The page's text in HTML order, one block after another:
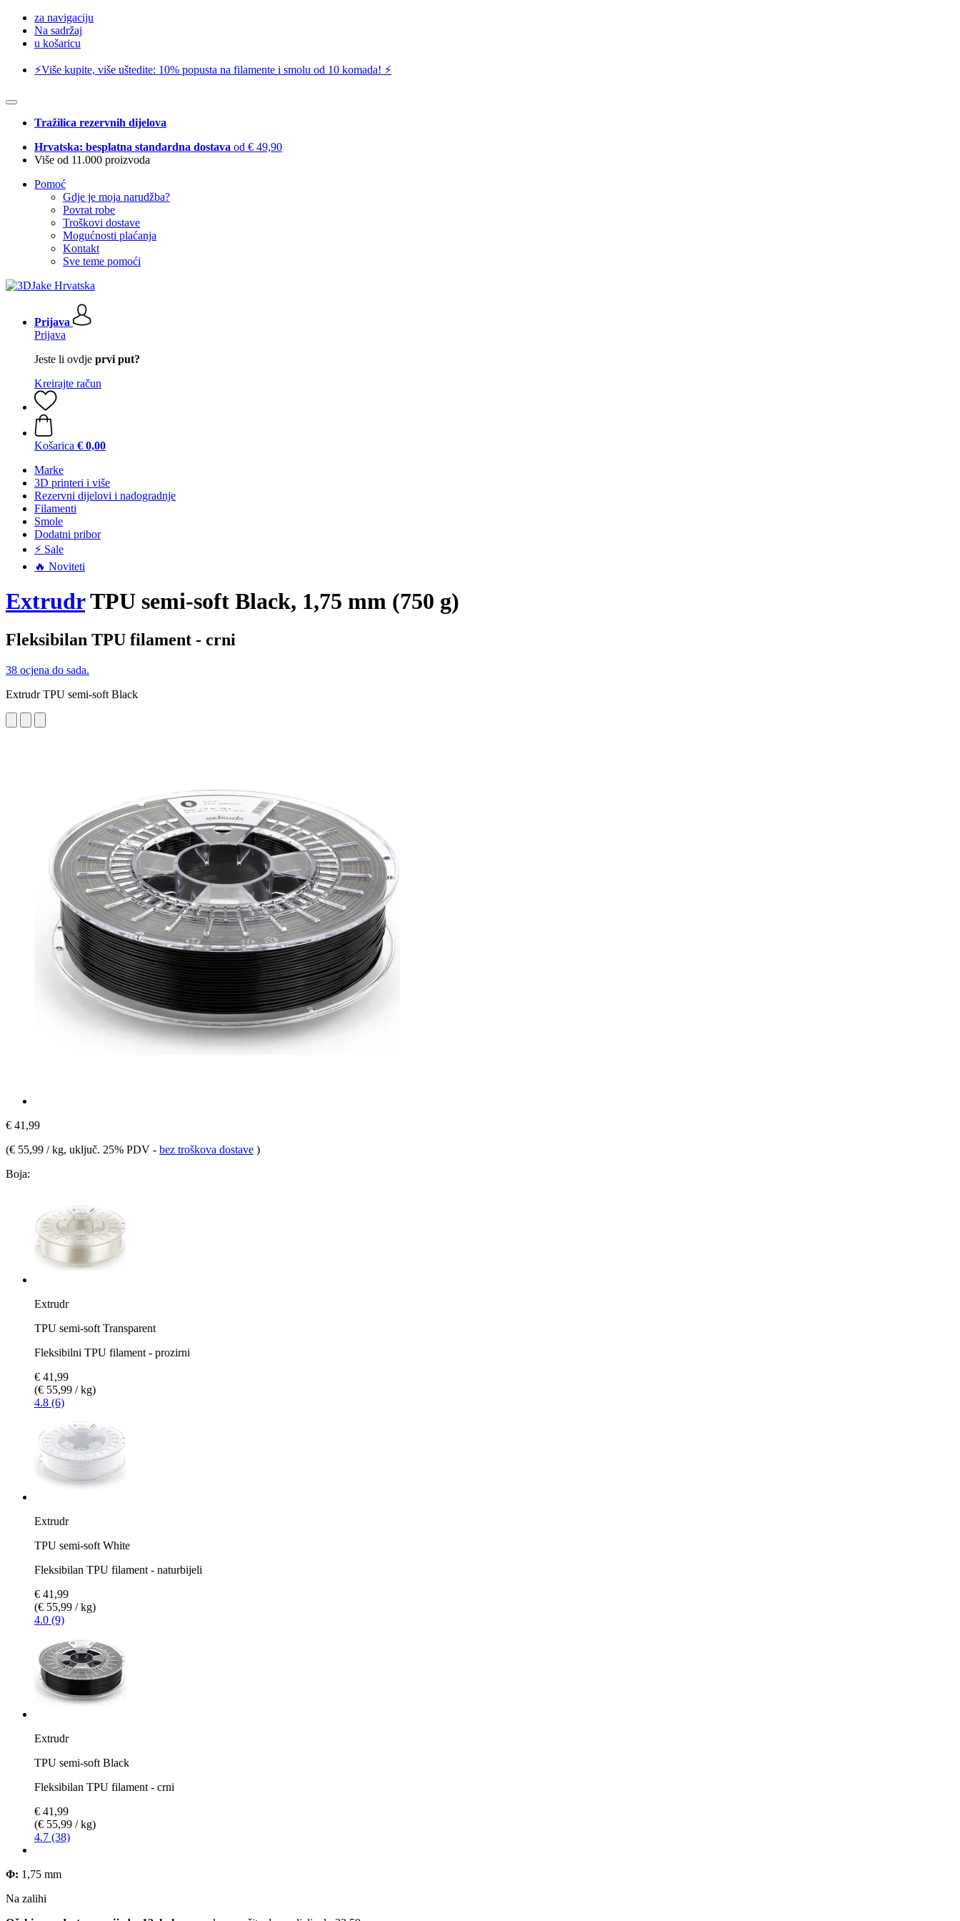
za navigaciju
Na sadržaj
u košaricu
⚡️Više kupite, više uštedite: 10% popusta na filamente i smolu od 10 komada! ⚡️
Tražilica rezervnih dijelova
Hrvatska: besplatna standardna dostava od € 49,90
Više od 11.000 proizvoda
Pomoć
Gdje je moja narudžba?
Povrat robe
Troškovi dostave
Mogućnosti plaćanja
Kontakt
Sve teme pomoći
Prijava
Prijava
Jeste li ovdje prvi put?
Kreirajte račun
Košarica € 0,00
Marke
3D printeri i više
Rezervni dijelovi i nadogradnje
Filamenti
Smole
Dodatni pribor
⚡ Sale
🔥 Noviteti
ExtrudrTPU semi-soft Black, 1,75 mm (750 g)
Fleksibilan TPU filament - crni
38 ocjena do sada.
Extrudr TPU semi-soft Black
€ 41,99
(€ 55,99 / kg, uključ. 25% PDV - bez troškova dostave )
Boja:
Extrudr
TPU semi-soft Transparent
Fleksibilni TPU filament - prozirni
€ 41,99
(€ 55,99 / kg)
4.8 (6)
Extrudr
TPU semi-soft White
Fleksibilan TPU filament - naturbijeli
€ 41,99
(€ 55,99 / kg)
4.0 (9)
Extrudr
TPU semi-soft Black
Fleksibilan TPU filament - crni
€ 41,99
(€ 55,99 / kg)
4.7 (38)
Φ: 1,75 mm
Na zalihi